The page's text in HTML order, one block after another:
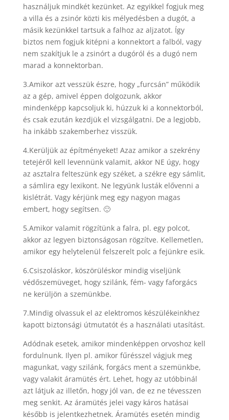
használjuk mindkét kezünket. Az egyikkel fogjuk meg
a villa és a zsinór közti kis mélyedésben a dugót, a
másik kezünkkel tartsuk a falhoz az aljzatot. Így
biztos nem fogjuk kitépni a konnektort a falból, vagy
nem szakítjuk le a zsinórt a dugóról és a dugó nem
marad a konnektorban.
3.Amikor azt vesszük észre, hogy „furcsán” működik
az a gép, amivel éppen dolgozunk, akkor
mindenképp kapcsoljuk ki, húzzuk ki a konnektorból,
és csak ezután kezdjük el vizsgálgatni. De a legjobb,
ha inkább szakemberhez visszük.
4.Kerüljük az építményeket! Azaz amikor a szekrény
tetejéről kell levennünk valamit, akkor NE úgy, hogy
az asztalra felteszünk egy széket, a székre egy sámlit,
a sámlira egy lexikont. Ne legyünk lusták elővenni a
kislétrát. Vagy kérjünk meg egy nagyon magas
embert, hogy segítsen. 🙂
5.Amikor valamit rögzítünk a falra, pl. egy polcot,
akkor az legyen biztonságosan rögzítve. Kellemetlen,
amikor egy helytelenül felszerelt polc a fejünkre esik.
6.Csiszoláskor, köszörüléskor mindig viseljünk
védőszemüveget, hogy szilánk, fém- vagy faforgács
ne kerüljön a szemünkbe.
7.Mindig olvassuk el az elektromos készülékeinkhez
kapott biztonsági útmutatót és a használati utasítást.
Adódnak esetek, amikor mindenképpen orvoshoz kell
fordulnunk. Ilyen pl. amikor fűrésszel vágjuk meg
magunkat, vagy szilánk, forgács ment a szemünkbe,
vagy valakit áramütés ért. Lehet, hogy az utóbbinál
azt látjuk az illetőn, hogy jól van, de ez ne tévesszen
meg senkit. Az áramütés jelei vagy káros hatásai
később is jelentkezhetnek. Áramütés esetén mindig